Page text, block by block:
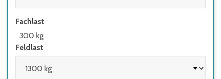
Fachlast
300 kg
Feldlast